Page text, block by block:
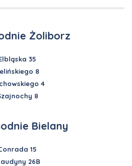
Żoliborz
35
8
4
8
Bielany
15
26B